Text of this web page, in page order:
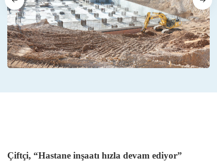
Çiftçi, “Hastane inşaatı hızla devam ediyor”